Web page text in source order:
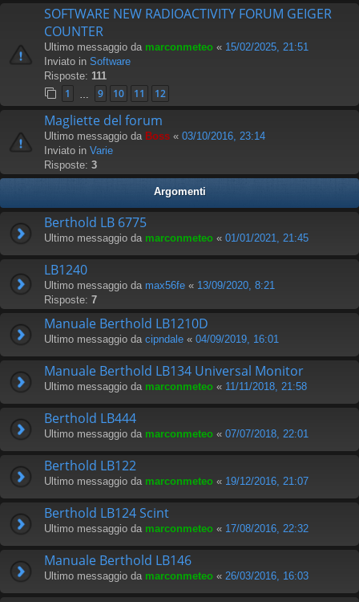
SOFTWARE NEW RADIOACTIVITY FORUM GEIGER
COUNTER
Ultimo messaggio da marconmeteo « 15/02/2025, 21:51
Inviato in Software
Risposte: 111
1 9 10 11 12
Magliette del forum
Ultimo messaggio da Boss « 03/10/2016, 23:14
Inviato in Varie
Risposte: 3
Argomenti
Berthold LB 6775
Ultimo messaggio da marconmeteo « 01/01/2021, 21:45
LB1240
Ultimo messaggio da max56fe « 13/09/2020, 8:21
Risposte: 7
Manuale Berthold LB1210D
Ultimo messaggio da cipndale « 04/09/2019, 16:01
Manuale Berthold LB134 Universal Monitor
Ultimo messaggio da marconmeteo « 11/11/2018, 21:58
Berthold LB444
Ultimo messaggio da marconmeteo « 07/07/2018, 22:01
Berthold LB122
Ultimo messaggio da marconmeteo « 19/12/2016, 21:07
Berthold LB124 Scint
Ultimo messaggio da marconmeteo « 17/08/2016, 22:32
Manuale Berthold LB146
Ultimo messaggio da marconmeteo « 26/03/2016, 16:03